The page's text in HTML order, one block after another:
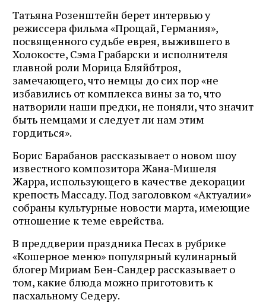
Татьяна Розенштейн берет интервью у
режиссера фильма «Прощай, Германия»,
посвященного судьбе еврея, выжившего в
Холокосте, Сэма Грабарски и исполнителя
главной роли Морица Бляйбтроя,
замечающего, что немцы до сих пор «не
избавились от комплекса вины за то, что
натворили наши предки, не поняли, что значит
быть немцами и следует ли нам этим
гордиться».
Борис Барабанов рассказывает о новом шоу
известного композитора Жана-Мишеля
Жарра, использующего в качестве декорации
крепость Массаду. Под заголовком «Актуалии»
собраны культурные новости марта, имеющие
отношение к теме еврейства.
В преддверии праздника Песах в рубрике
«Кошерное меню» популярный кулинарный
блогер Мириам Бен-Сандер рассказывает о
том, какие блюда можно приготовить к
пасхальному Седеру.